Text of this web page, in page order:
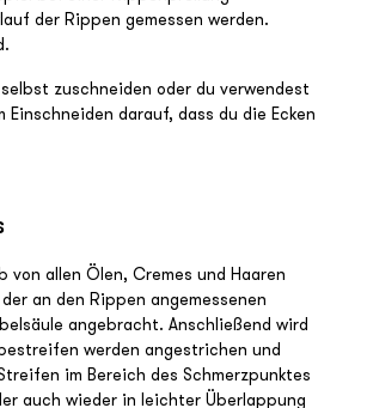
der Rippen gemessen werden.
zuschneiden oder du verwendest
darauf, dass du die Ecken
allen Ölen, Cremes und Haaren
an den Rippen angemessenen
angebracht. Anschließend wird
werden angestrichen und
im Bereich des Schmerzpunktes
auch wieder in leichter Überlappung